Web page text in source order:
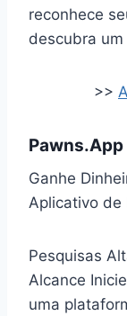
reconhece
descubra
>>
Pawns.App
Ganhe
Aplicativo de
Pesquisas
Alcance
uma